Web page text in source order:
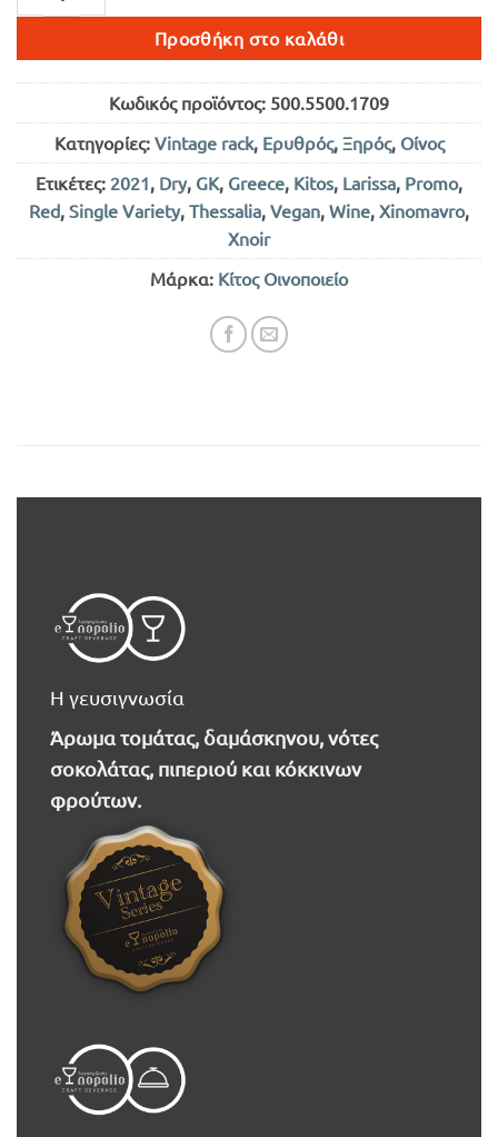
Προσθήκη στο καλάθι
Κωδικός προϊόντος: 500.5500.1709
Κατηγορίες: Vintage rack, Ερυθρός, Ξηρός, Οίνος
Ετικέτες: 2021, Dry, GK, Greece, Kitos, Larissa, Promo,
Red, Single Variety, Thessalia, Vegan, Wine, Xinomavro,
Xnoir
Μάρκα: Κίτος Οινοποιείο
Η γευσιγνωσία
Άρωμα τομάτας, δαμάσκηνου, νότες
σοκολάτας, πιπεριού και κόκκινων
φρούτων.